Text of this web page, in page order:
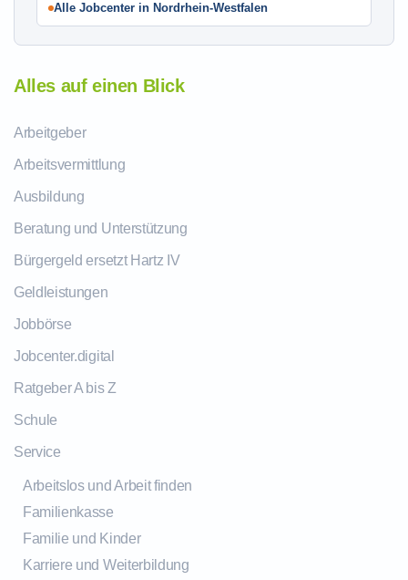
Alle Jobcenter in Nordrhein-Westfalen
Alles auf einen Blick
Arbeitgeber
Arbeitsvermittlung
Ausbildung
Beratung und Unterstützung
Bürgergeld ersetzt Hartz IV
Geldleistungen
Jobbörse
Jobcenter.digital
Ratgeber A bis Z
Schule
Service
Arbeitslos und Arbeit finden
Familienkasse
Familie und Kinder
Karriere und Weiterbildung